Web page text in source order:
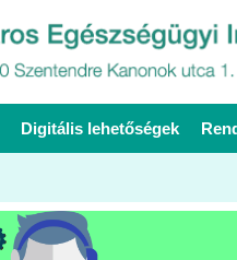
Digitális lehetőségek